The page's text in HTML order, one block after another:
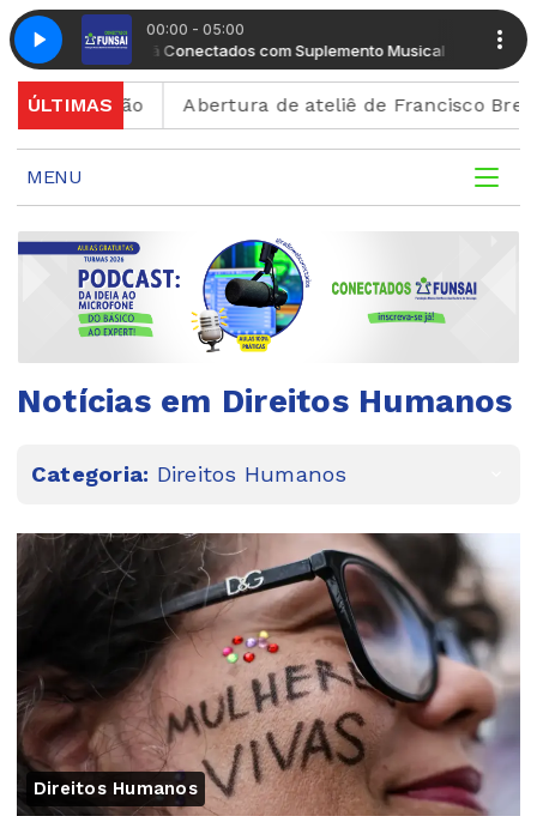
00:00 - 05:00
Manhã Conectados com Suplemento Musical Manhã
ÚLTIMASAbertura de ateliê de Francisco Brennand
MENU
Notícias em Direitos Humanos
Categoria: Direitos Humanos
Direitos Humanos